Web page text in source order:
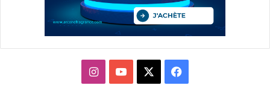
فيسبوك يوتيوبانستقرام